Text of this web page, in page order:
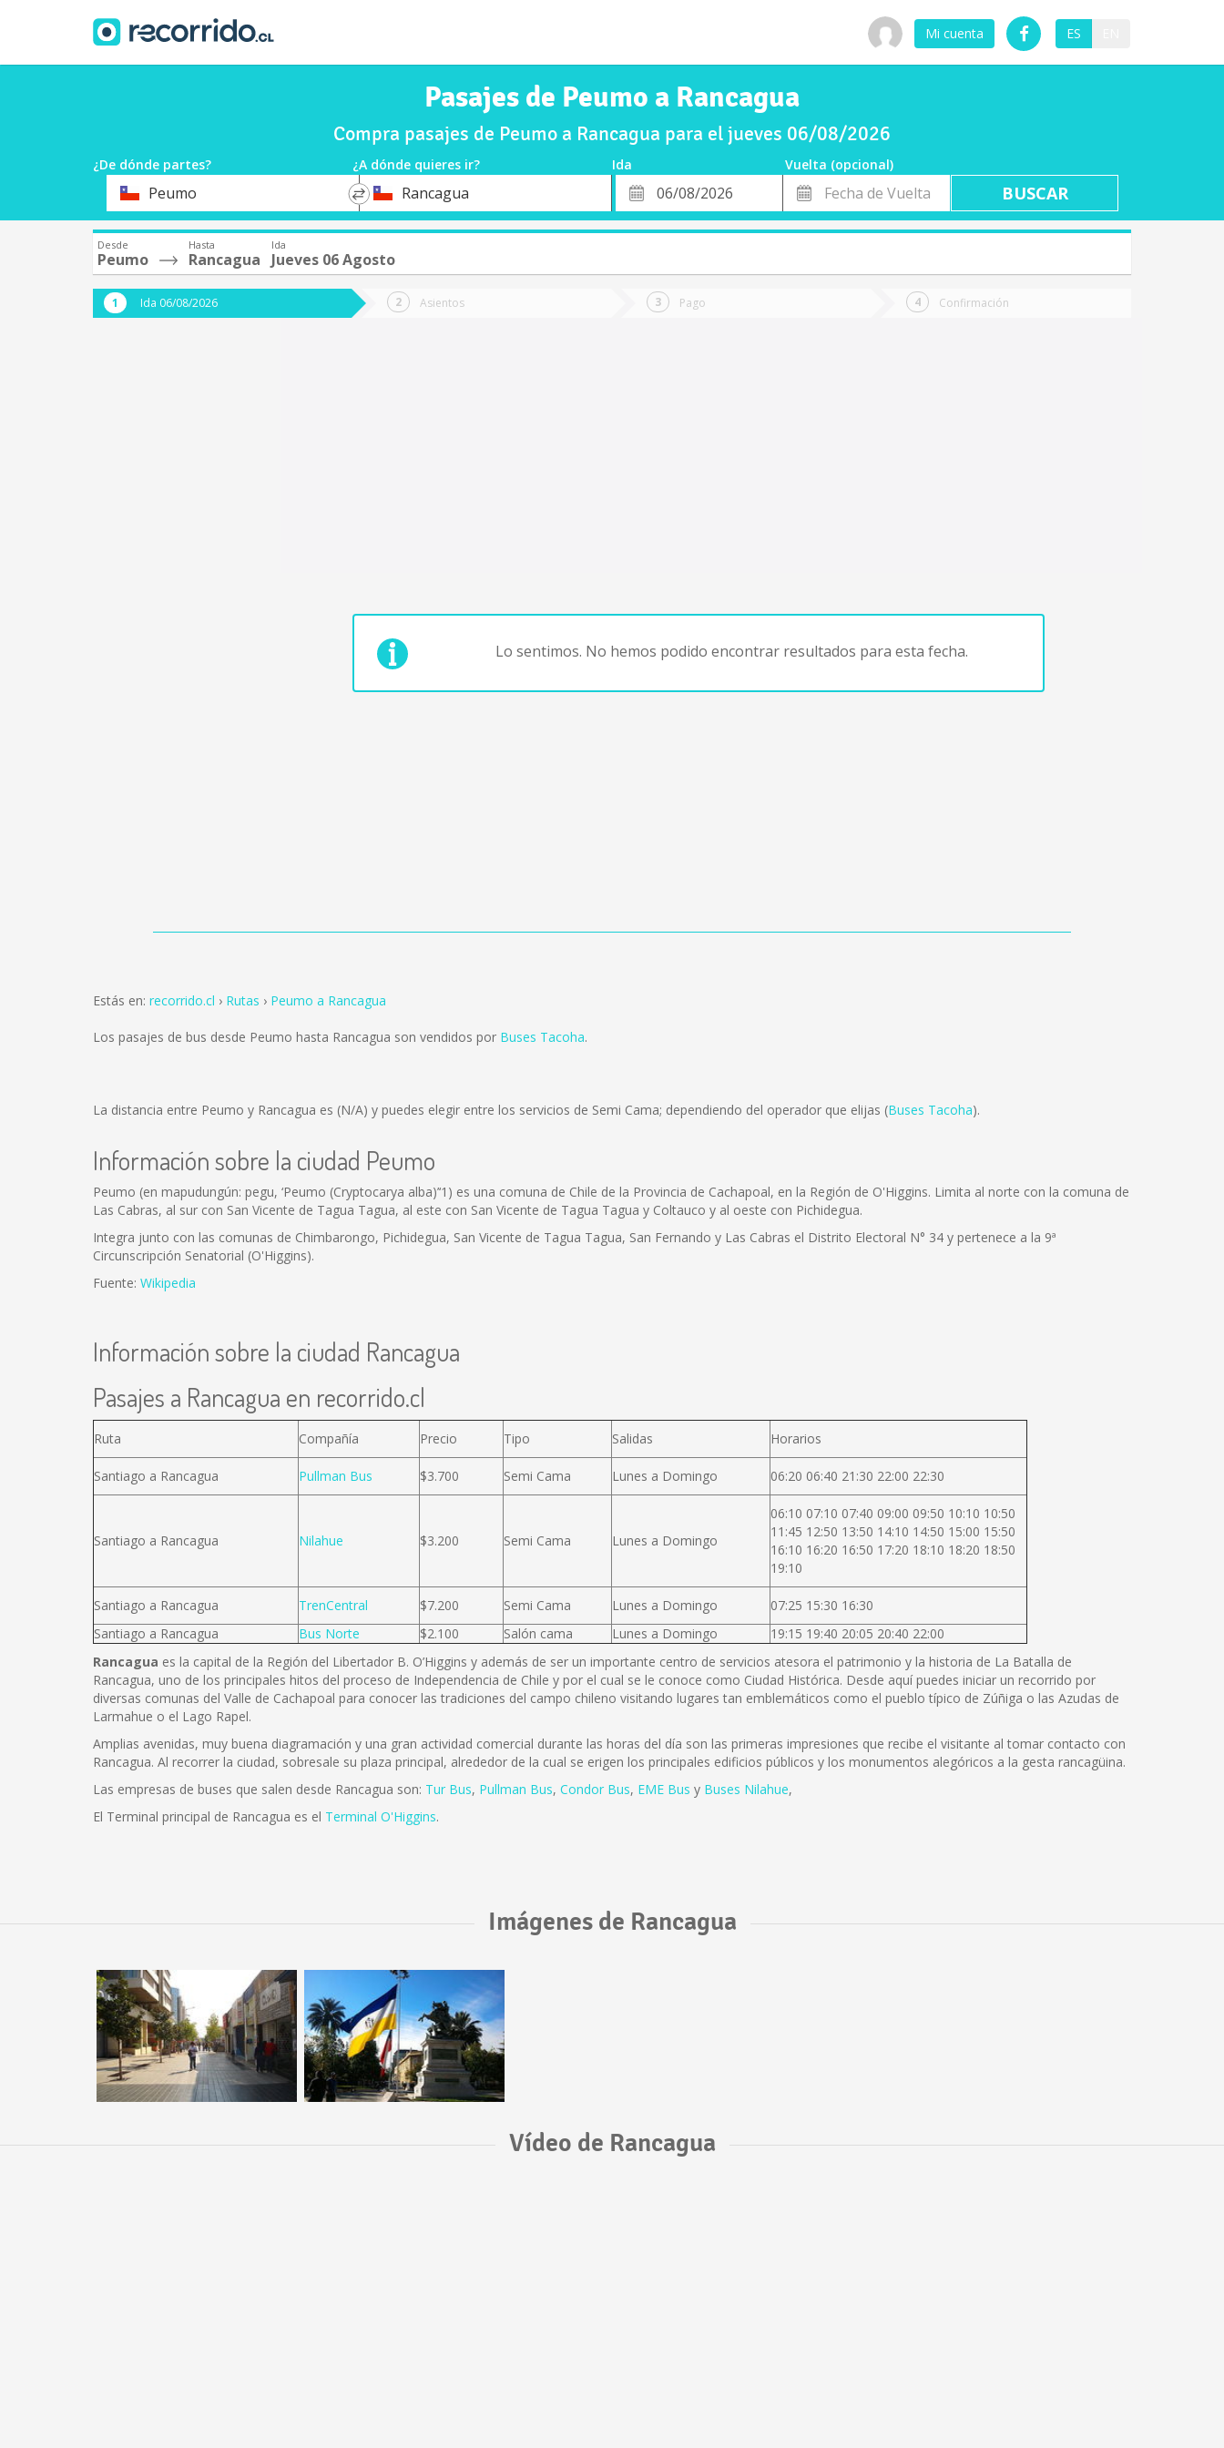
Mi cuenta ES
Pasajes de Peumo a Rancagua
Compra pasajes de Peumo a Rancagua para el jueves 06/08/2026
¿De dónde partes? ¿A dónde quieres ir? Ida
Vuelta (opcional)
OrigenPeumo
*
DestinoRancagua
Fecha
de
Fecha
de
Vuelta
Desde
Peumo
Hasta
Rancagua
Ida
Jueves 06 Agosto
Ida 06/08/2026 Asientos Pago Confirmación
Lo sentimos. No hemos podido encontrar resultados para esta fecha.
Estás en: recorrido.cl Rutas Peumo a Rancagua
Los pasajes de bus desde Peumo hasta Rancagua son vendidos por Buses Tacoha.
La distancia entre Peumo y Rancagua es (N/A) y puedes elegir entre los servicios de Semi Cama; dependiendo del operador que elijas (Buses Tacoha).
Información sobre la ciudad Peumo
Peumo (en mapudungún: pegu, ‘Peumo (Cryptocarya alba)’‘1) es una comuna de Chile de la Provincia de Cachapoal, en la Región de O'Higgins. Limita al norte con la comuna de
Las Cabras, al sur con San Vicente de Tagua Tagua, al este con San Vicente de Tagua Tagua y Coltauco y al oeste con Pichidegua.
Integra junto con las comunas de Chimbarongo, Pichidegua, San Vicente de Tagua Tagua, San Fernando y Las Cabras el Distrito Electoral N° 34 y pertenece a la 9ª
Circunscripción Senatorial (O'Higgins).
Fuente: Wikipedia
Información sobre la ciudad Rancagua
Pasajes a Rancagua en recorrido.cl
Ruta Compañía Precio Tipo Salidas Horarios
Santiago a Rancagua Pullman Bus $3.700 Semi Cama Lunes a Domingo 06:20 06:40 21:30 22:00 22:30
Santiago a Rancagua Nilahue $3.200 Semi Cama Lunes a Domingo
06:10 07:10 07:40 09:00 09:50 10:10 10:50
11:45 12:50 13:50 14:10 14:50 15:00 15:50
16:10 16:20 16:50 17:20 18:10 18:20 18:50
19:10
Santiago a Rancagua TrenCentral $7.200 Semi Cama Lunes a Domingo
07:25 15:30 16:30
Santiago a Rancagua
Bus Norte $2.100 Salón cama Lunes a Domingo
19:15 19:40 20:05 20:40 22:00
Rancagua es la capital de la Región del Libertador B. O’Higgins y además de ser un importante centro de servicios atesora el patrimonio y la historia de La Batalla de
Rancagua, uno de los principales hitos del proceso de Independencia de Chile y por el cual se le conoce como Ciudad Histórica. Desde aquí puedes iniciar un recorrido por
diversas comunas del Valle de Cachapoal para conocer las tradiciones del campo chileno visitando lugares tan emblemáticos como el pueblo típico de Zúñiga o las Azudas de
Larmahue o el Lago Rapel.
Amplias avenidas, muy buena diagramación y una gran actividad comercial durante las horas del día son las primeras impresiones que recibe el visitante al tomar contacto con
Rancagua. Al recorrer la ciudad, sobresale su plaza principal, alrededor de la cual se erigen los principales edificios públicos y los monumentos alegóricos a la gesta rancagüina.
Las empresas de buses que salen desde Rancagua son: Tur Bus, Pullman Bus, Condor Bus, EME Bus y Buses Nilahue,
El Terminal principal de Rancagua es el Terminal O'Higgins.
Imágenes de Rancagua
Vídeo de Rancagua